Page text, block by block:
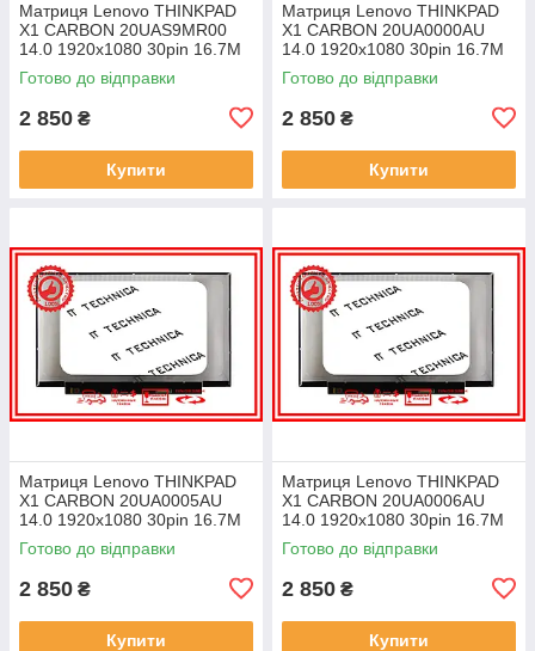
Матриця Lenovo THINKPAD
X1 CARBON 20UAS9MR00
14.0 1920x1080 30pin 16.7M
45% NTSC 300 cd/m² для
ноутбука
Готово до відправки
2 850 ₴
Купити
Матриця Lenovo THINKPAD
X1 CARBON 20UA0000AU
14.0 1920x1080 30pin 16.7M
45% NTSC 300 cd/m² для
ноутбука
Готово до відправки
2 850 ₴
Купити
Матриця Lenovo THINKPAD
X1 CARBON 20UA0005AU
14.0 1920x1080 30pin 16.7M
45% NTSC 300 cd/m² для
ноутбука
Готово до відправки
2 850 ₴
Купити
Матриця Lenovo THINKPAD
X1 CARBON 20UA0006AU
14.0 1920x1080 30pin 16.7M
45% NTSC 300 cd/m² для
ноутбука
Готово до відправки
2 850 ₴
Купити